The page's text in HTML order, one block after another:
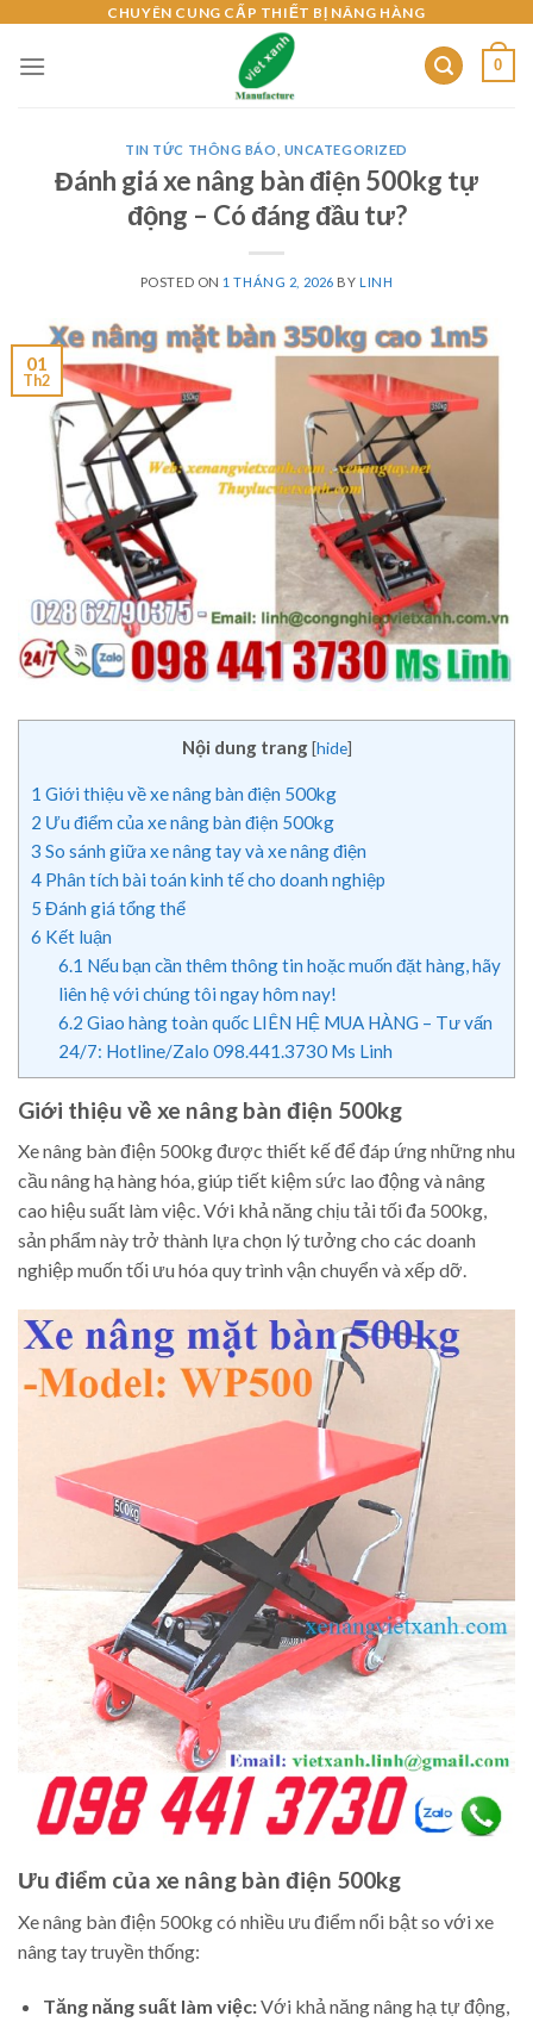
content
CHUYÊN CUNG CẤP THIẾT BỊ NÂNG HÀNG
0
TIN TỨC THÔNG BÁO UNCATEGORIZED
Đánh giá xe nâng bàn điện 500kg tự
động – Có đáng đầu tư?
POSTED ON 1 THÁNG 2, 2026 BY LINH
01
Th2
Nội dung trang [hide]
1 Giới thiệu về xe nâng bàn điện 500kg
2 Ưu điểm của xe nâng bàn điện 500kg
3 So sánh giữa xe nâng tay và xe nâng điện
4 Phân tích bài toán kinh tế cho doanh nghiệp
5 Đánh giá tổng thể
6 Kết luận
6.1 Nếu bạn cần thêm thông tin hoặc muốn đặt hàng, hãy
liên hệ với chúng tôi ngay hôm nay!
6.2 Giao hàng toàn quốc LIÊN HỆ MUA HÀNG – Tư vấn
24/7: Hotline/Zalo 098.441.3730 Ms Linh
Giới thiệu về xe nâng bàn điện 500kg
Xe nâng bàn điện 500kg được thiết kế để đáp ứng những nhu
cầu nâng hạ hàng hóa, giúp tiết kiệm sức lao động và nâng
cao hiệu suất làm việc. Với khả năng chịu tải tối đa 500kg,
sản phẩm này trở thành lựa chọn lý tưởng cho các doanh
nghiệp muốn tối ưu hóa quy trình vận chuyển và xếp dỡ.
Ưu điểm của xe nâng bàn điện 500kg
Xe nâng bàn điện 500kg có nhiều ưu điểm nổi bật so với xe
nâng tay truyền thống:
Tăng năng suất làm việc:Với khả năng nâng hạ tự động,